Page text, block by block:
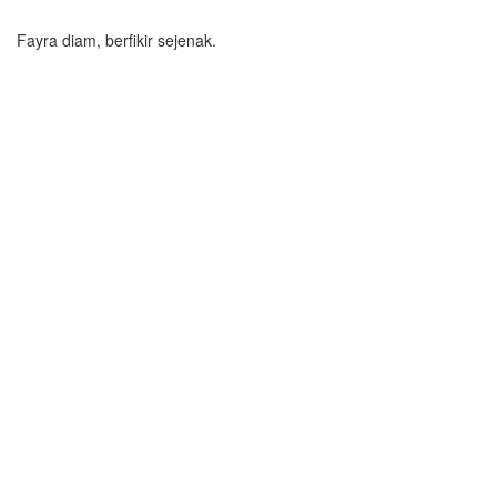
Fayra diam, berfikir sejenak.